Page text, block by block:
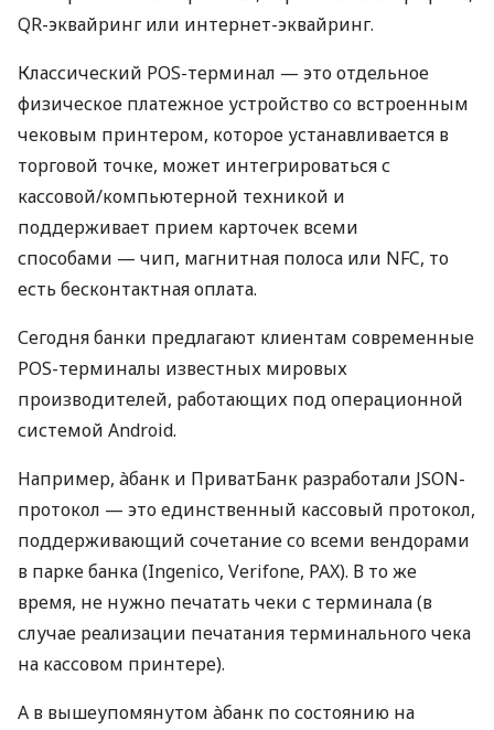
QR-эквайринг или интернет-эквайринг.
Классический POS-терминал — это отдельное
физическое платежное устройство со встроенным
чековым принтером, которое устанавливается в
торговой точке, может интегрироваться с
кассовой/компьютерной техникой и
поддерживает прием карточек всеми
способами — чип, магнитная полоса или NFC, то
есть бесконтактная оплата.
Сегодня банки предлагают клиентам современные
POS-терминалы известных мировых
производителей, работающих под операционной
системой Android.
Например, àбанк и ПриватБанк разработали JSON-
протокол — это единственный кассовый протокол,
поддерживающий сочетание со всеми вендорами
в парке банка (Ingenico, Verifone, PAX). В то же
время, не нужно печатать чеки с терминала (в
случае реализации печатания терминального чека
на кассовом принтере).
А в вышеупомянутом àбанк по состоянию на